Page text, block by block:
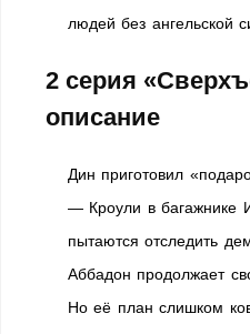
людей без ангельской
2 серия
описание
Дин приготовил
— Кроули в багажнике
пытаются отследить
Аббадон продолжает
Но её план слишком